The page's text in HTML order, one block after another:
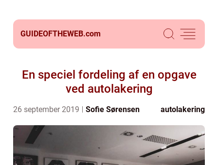
GUIDEOFTHEWEB.com
En speciel fordeling af en opgave
ved autolakering
26 september 2019 Sofie Sørensen autolakering